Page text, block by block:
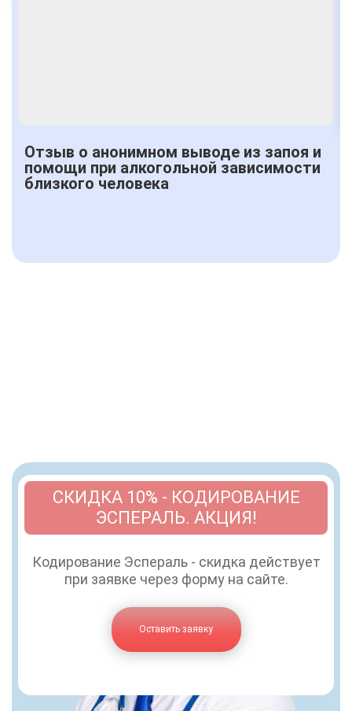
Отзыв о анонимном выводе из запоя и
помощи при алкогольной зависимости
близкого человека
СКИДКА 10% - КОДИРОВАНИЕ
ЭСПЕРАЛЬ. АКЦИЯ!
Кодирование Эспераль - скидка действует
при заявке через форму на сайте.
Оставить заявку